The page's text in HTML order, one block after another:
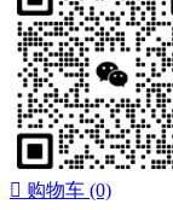
 购物车 (0)